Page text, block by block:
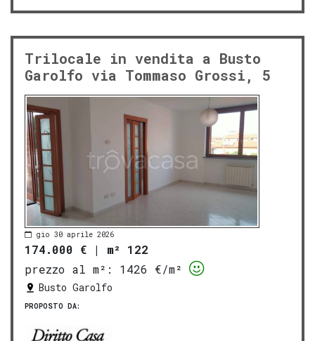
Trilocale in vendita a Busto
Garolfo via Tommaso Grossi, 5
gio 30 aprile 2026
174.000 € | m² 122
prezzo al m²:
1426 €/m²
Busto Garolfo
PROPOSTO DA: